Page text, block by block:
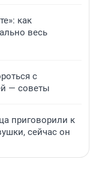
как
весь
с
— советы
приговорили к
сейчас он